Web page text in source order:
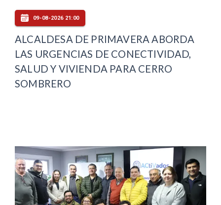
09-08-2026 21:00
ALCALDESA DE PRIMAVERA ABORDA
LAS URGENCIAS DE CONECTIVIDAD,
SALUD Y VIVIENDA PARA CERRO
SOMBRERO